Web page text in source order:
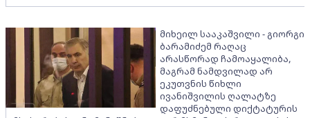
მიხეილ სააკაშვილი - გიორგი
ბარამიძემ რაღაც
არასწორად ჩამოაყალიბა,
მაგრამ ნამდვილად არ
ეკუთვნის წიხლი
ივანიშვილის ღალატზე
დაფუძნებული დიქტატურის